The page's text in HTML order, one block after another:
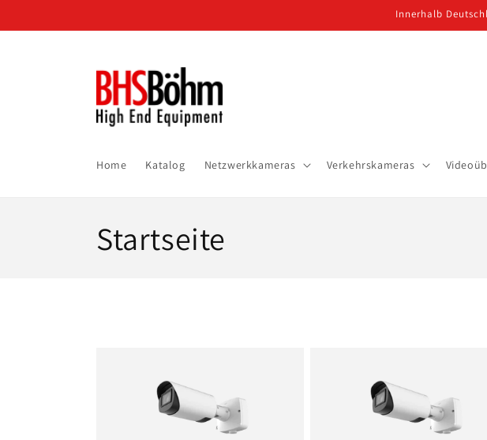
Inhalt
Innerhalb
Home Katalog Netzwerkkameras Verkehrskameras
K
Startseite